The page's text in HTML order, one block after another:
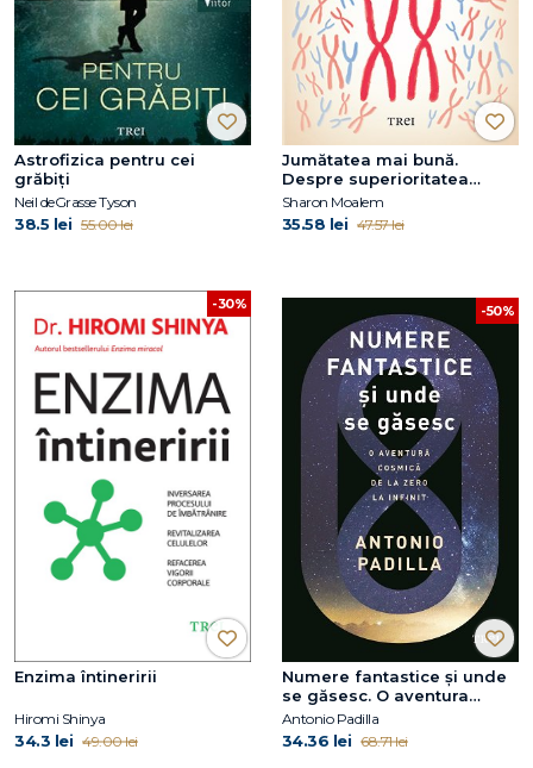
Astrofizica pentru cei
grăbiți
Neil deGrasse Tyson
38.5 lei 55.00 lei
Jumătatea mai bună.
Despre superioritatea
genetică a femeilor
Sharon Moalem
35.58 lei 47.57 lei
-30%
Enzima întineririi
Hiromi Shinya
34.3 lei 49.00 lei
-50%
Numere fantastice și unde
se găsesc. O aventura
cosmică de la zero la infinit
Antonio Padilla
34.36 lei 68.71 lei